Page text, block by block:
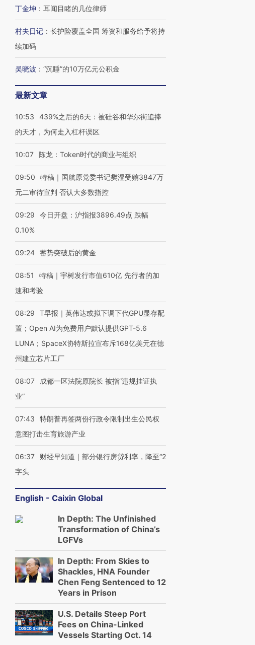
丁金坤 ： 耳闻目睹的几位律师
村夫日记 ： 长护险覆盖全国 筹资和服务给予将持
续加码
吴晓波 ： “沉睡”的10万亿元公积金
最新文章
10:53
439%之后的6天：被硅谷和华尔街追捧
的天才，为何走入杠杆误区
10:07 陈龙：Token时代的商业与组织
09:50
特稿｜国航原党委书记樊澄受贿3847万
元二审待宣判 否认大多数指控
09:29
今日开盘：沪指报3896.49点 跌幅
0.10%
09:24 蓄势突破后的黄金
08:51
特稿｜宇树发行市值610亿 先行者的加
速和考验
08:29
T早报｜英伟达或拟下调下代GPU显存配
置；Open AI为免费用户默认提供GPT-5.6
LUNA；SpaceX协特斯拉宣布斥168亿美元在德
州建立芯片工厂
08:07
成都一区法院原院长 被指“违规挂证执
业”
07:43
特朗普再签两份行政令限制出生公民权
意图打击生育旅游产业
06:37
财经早知道｜部分银行房贷利率，降至“2
字头
English - Caixin Global
In Depth: The Unfinished
Transformation of China’s
LGFVs
In Depth: From Skies to
Shackles, HNA Founder
Chen Feng Sentenced to 12
Years in Prison
U.S. Details Steep Port
Fees on China-Linked
Vessels Starting Oct. 14